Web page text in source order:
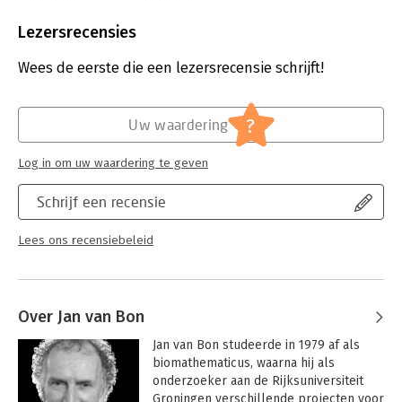
Uitgever:
Verschijningsdatum:
14-9-2022
IT-management / ICT
Lezersrecensies
Wees de eerste die een lezersrecensie schrijft!
Schrijf een recensie
Lees ons recensiebeleid
Uw waardering ?
Log in om uw waardering te geven
Over Jan van Bon
Jan van Bon studeerde in 1979 af als
biomathematicus, waarna hij als
onderzoeker aan de Rijksuniversiteit
Groningen verschillende projecten voor